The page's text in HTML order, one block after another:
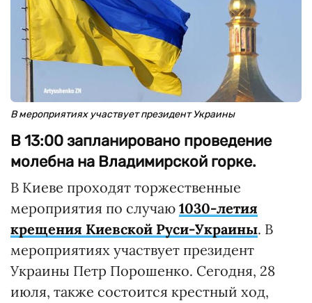
В мероприятиях участвует президент Украины
В 13:00 запланировано проведение
молебна на Владимирской горке.
В Киеве проходят торжественные
мероприятия по случаю 1030-летия
крещения Киевской Руси-Украины. В
мероприятиях участвует президент
Украины Петр Порошенко. Сегодня, 28
июля, также состоится крестный ход,